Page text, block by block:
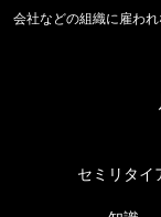
会社などの組織に雇わ
セミリタイ